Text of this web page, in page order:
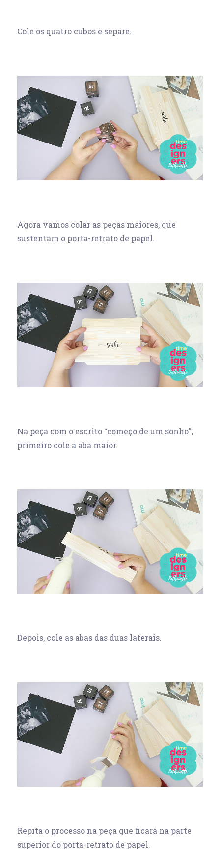
Cole os quatro cubos e separe.
Agora vamos colar as peças maiores, que
sustentam o porta-retrato de papel.
Na peça com o escrito “começo de um sonho”,
primeiro cole a aba maior.
Depois, cole as abas das duas laterais.
Repita o processo na peça que ficará na parte
superior do porta-retrato de papel.